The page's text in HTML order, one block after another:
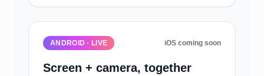
ANDROID · LIVE iOS coming soon
Screen + camera, together